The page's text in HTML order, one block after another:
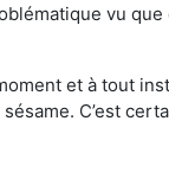
vu que
et à tout
C’est